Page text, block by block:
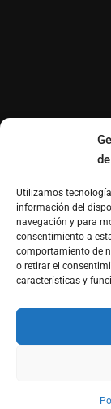
Utilizamos
información del
navegación y para
consentimiento a
comportamiento de
o retirar el
características y
®Derechos
prohibida la
Política de